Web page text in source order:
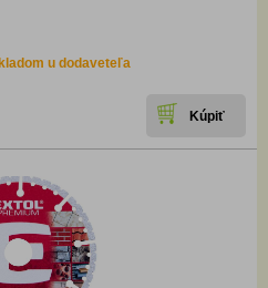
u dodaveteľa